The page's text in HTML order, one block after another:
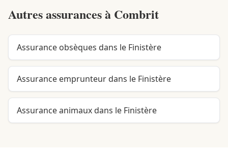
Autres assurances à Combrit
Assurance obsèques dans le Finistère
Assurance emprunteur dans le Finistère
Assurance animaux dans le Finistère